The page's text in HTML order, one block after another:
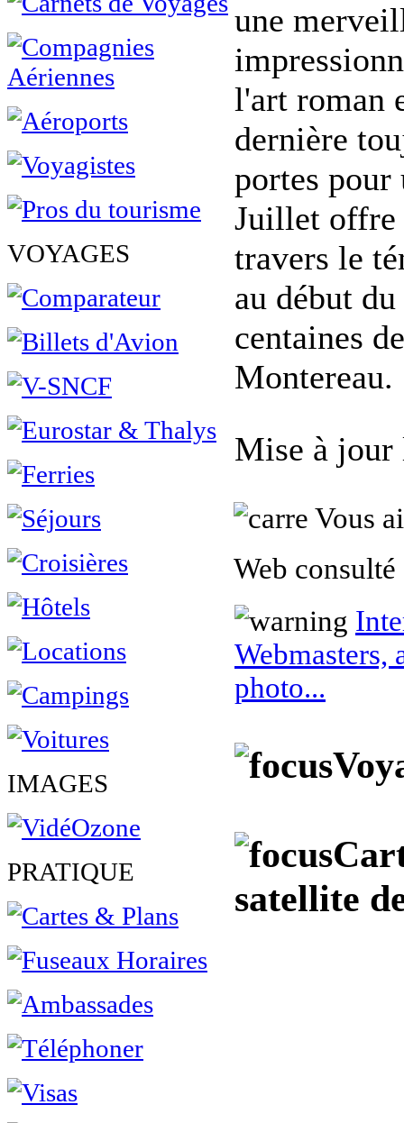
VOYAGES
IMAGES
PRATIQUE
une
l'art roman
dernière
portes
Juillet offre
travers le
au début
centaines
Montereau.
Mise à jour
Vous
Web
photo...
satellite